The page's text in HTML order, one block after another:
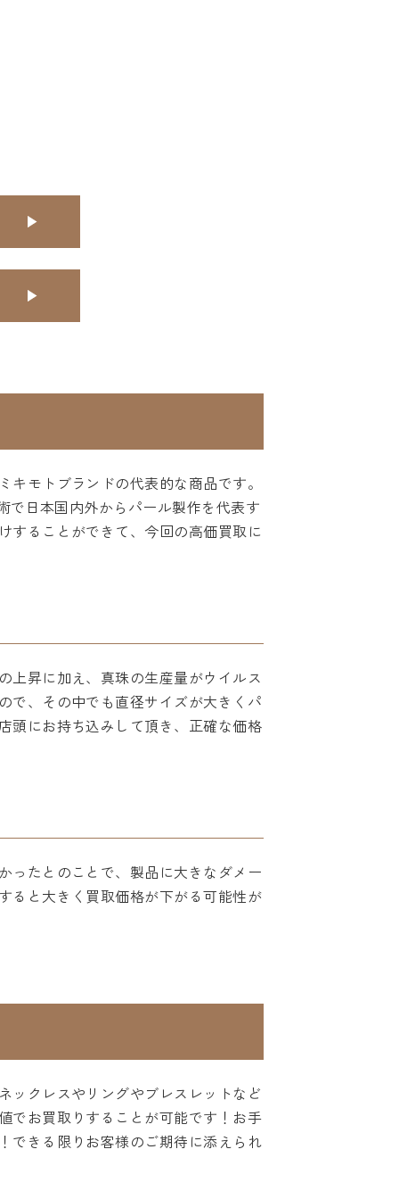
モトブランドの代表的な商品です。
で日本国内外からパール製作を代表す
することができて、今回の高価買取に
上昇に加え、真珠の生産量がウイルス
で、その中でも直径サイズが大きくパ
頭にお持ち込みして頂き、正確な価格
ったとのことで、製品に大きなダメー
ると大きく買取価格が下がる可能性が
ックレスやリングやブレスレットなど
でお買取りすることが可能です！お手
できる限りお客様のご期待に添えられ